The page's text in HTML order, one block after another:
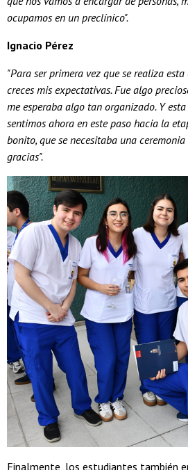
ocupamos en un preclínico".
Ignacio Pérez
"Para ser primera vez que se realiza
creces mis expectativas. Fue algo
me esperaba algo tan organizado. Y
sentimos ahora en este paso hacia la
bonito, que se necesitaba una
gracias".
Finalmente, los estudiantes también